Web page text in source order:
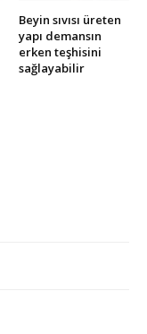
Beyin sıvısı üreten
yapı demansın
erken teşhisini
sağlayabilir